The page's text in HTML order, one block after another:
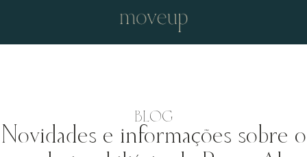
BLOG
Novidades e informações sobre o